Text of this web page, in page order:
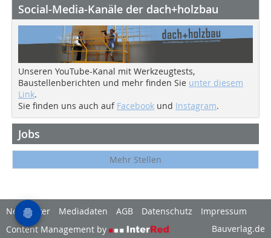
Social-Media-Kanäle der dach+holzbau
Unseren YouTube-Kanal mit Werkzeugtests,
Baustellenberichten und mehr finden Sie unter diesem
Link.
Sie finden uns auch auf Facebook und Instagram.
Jobs
Mehr Stellen
Newsletter Mediadaten AGB Datenschutz
Impressum
Content Management by
Bauverlag.de